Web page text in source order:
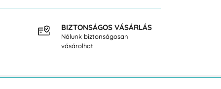
BIZTONSÁGOS VÁSÁRLÁS
Nálunk biztonságosan
vásárolhat